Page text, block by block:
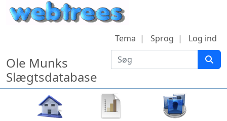
Hop til indhold
Ole Munks
Slægtsdatabase
Søg
Tema Sprog Log ind